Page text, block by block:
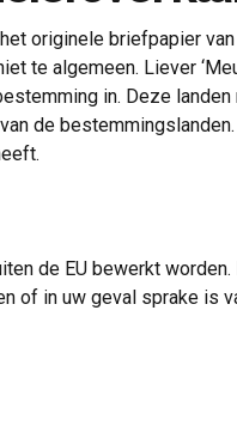
originele briefpapier
te algemeen. Liever
in. Deze
de bestemmingslanden.
de EU bewerkt
of in uw geval sprake is